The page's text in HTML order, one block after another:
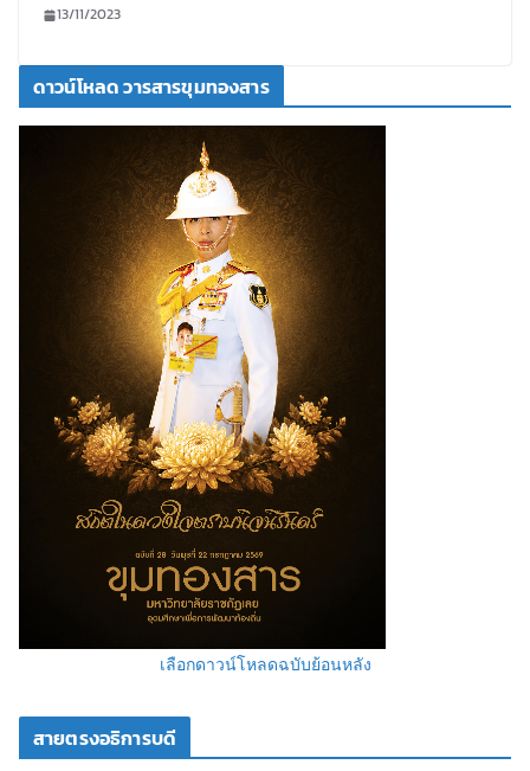
13/11/2023
ดาวน์โหลด วารสารขุมทองสาร
เลือกดาวน์โหลดฉบับย้อนหลัง
สายตรงอธิการบดี